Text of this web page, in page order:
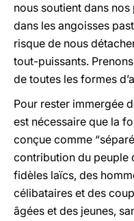
nous soutient dans
dans les angoisses
risque de nous
tout-puissants.
de toutes les formes
Pour rester immergée
est nécessaire que la
conçue comme
contribution du peuple
fidèles laïcs, des
célibataires et des
âgées et des jeunes,